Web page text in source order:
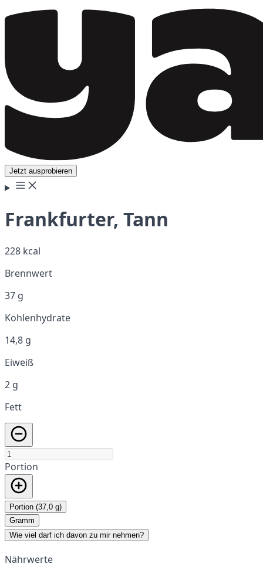
Jetzt ausprobieren
Frankfurter, Tann
228 kcal
Brennwert
37 g
Kohlenhydrate
14,8 g
Eiweiß
2 g
Fett
Portion
Portion (37,0 g)
Gramm
Wie viel darf ich davon zu mir nehmen?
Nährwerte